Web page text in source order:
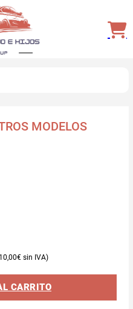
MODELOS
€
CARRITO